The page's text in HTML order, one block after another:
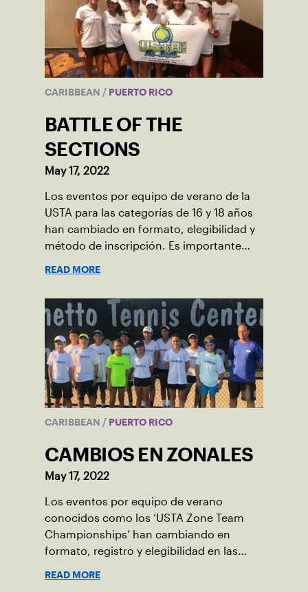
CARIBBEAN / PUERTO RICO
BATTLE OF THE
SECTIONS
May 17, 2022
Los eventos por equipo de verano de la
USTA para las categorías de 16 y 18 años
han cambiado en formato, elegibilidad y
método de inscripción. Es importante
READ MORE
CARIBBEAN / PUERTO RICO
CAMBIOS EN ZONALES
May 17, 2022
Los eventos por equipo de verano
conocidos como los ‘USTA Zone Team
Championships’ han cambiando en
formato, registro y elegibilidad en las
READ MORE